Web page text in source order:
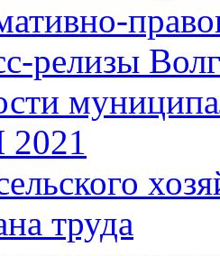
релизы
труда